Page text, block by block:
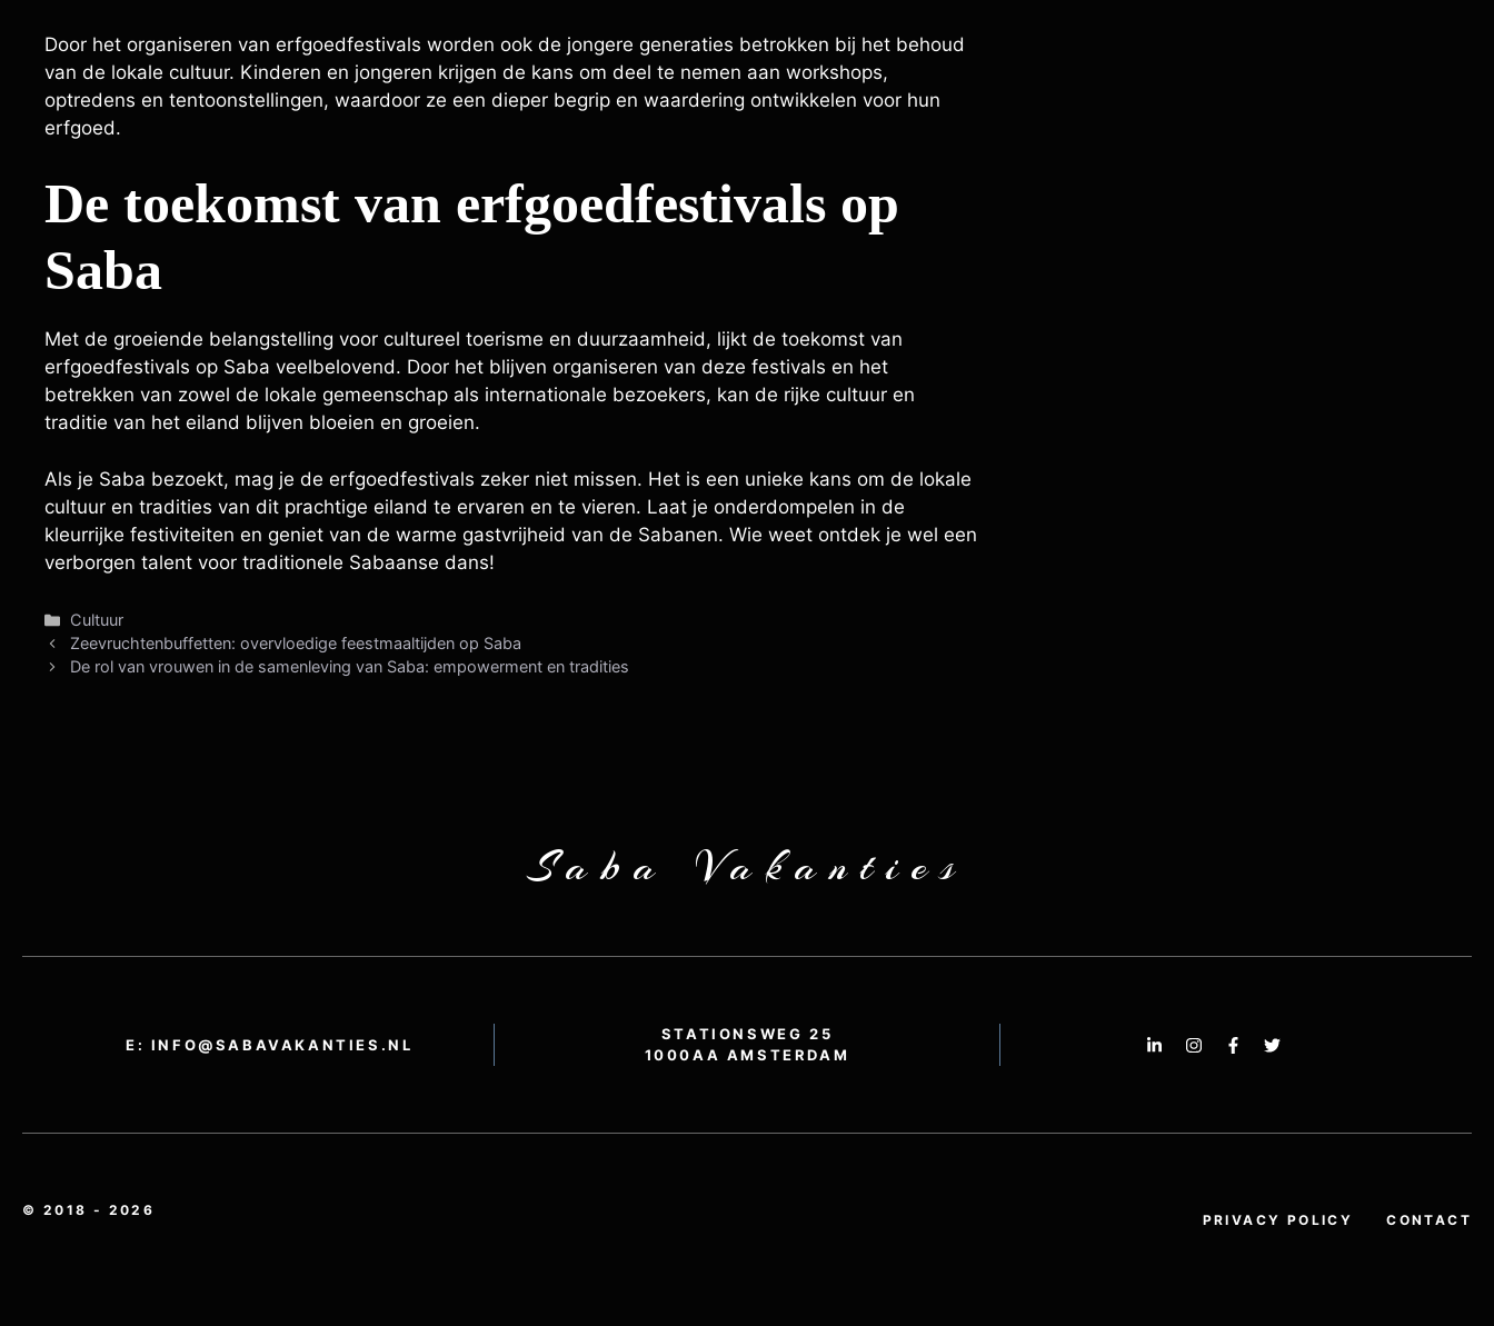
Door het organiseren van erfgoedfestivals worden ook de jongere generaties betrokken bij het behoud
van de lokale cultuur. Kinderen en jongeren krijgen de kans om deel te nemen aan workshops,
optredens en tentoonstellingen, waardoor ze een dieper begrip en waardering ontwikkelen voor hun
erfgoed.
De toekomst van erfgoedfestivals op
Saba
Met de groeiende belangstelling voor cultureel toerisme en duurzaamheid, lijkt de toekomst van
erfgoedfestivals op Saba veelbelovend. Door het blijven organiseren van deze festivals en het
betrekken van zowel de lokale gemeenschap als internationale bezoekers, kan de rijke cultuur en
traditie van het eiland blijven bloeien en groeien.
Als je Saba bezoekt, mag je de erfgoedfestivals zeker niet missen. Het is een unieke kans om de lokale
cultuur en tradities van dit prachtige eiland te ervaren en te vieren. Laat je onderdompelen in de
kleurrijke festiviteiten en geniet van de warme gastvrijheid van de Sabanen. Wie weet ontdek je wel een
verborgen talent voor traditionele Sabaanse dans!
Categorieën
Cultuur
Zeevruchtenbuffetten: overvloedige feestmaaltijden op Saba
De rol van vrouwen in de samenleving van Saba: empowerment en tradities
Saba Vakanties
E: INFO@SABAVAKANTIES.NL
STATIONSWEG 25
1000AA AMSTERDAM
© 2018 - 2026
PRIVACY POLICY CONTACT